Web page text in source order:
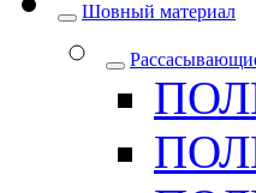
Шовный материал